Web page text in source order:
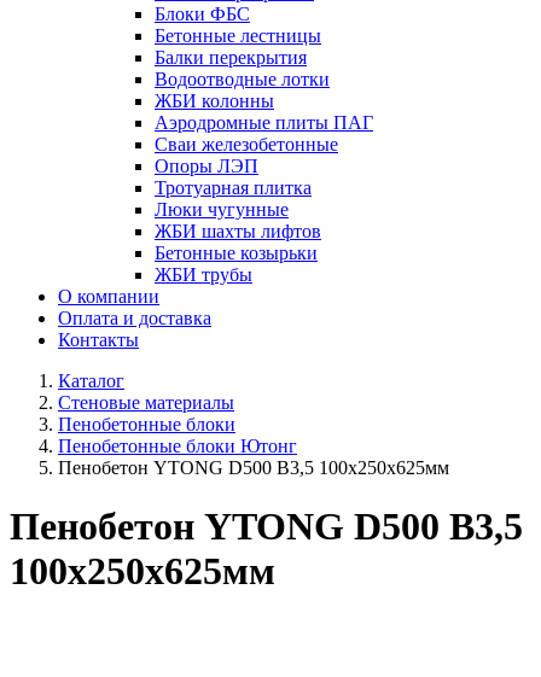
Блоки ФБС
Бетонные лестницы
Балки перекрытия
Водоотводные лотки
ЖБИ колонны
Аэродромные плиты ПАГ
Сваи железобетонные
Опоры ЛЭП
Тротуарная плитка
Люки чугунные
ЖБИ шахты лифтов
Бетонные козырьки
ЖБИ трубы
О компании
Оплата и доставка
Контакты
Каталог
Стеновые материалы
Пенобетонные блоки
Пенобетонные блоки Ютонг
Пенобетон YTONG D500 В3,5 100х250х625мм
Пенобетон YTONG D500 В3,5
100х250х625мм